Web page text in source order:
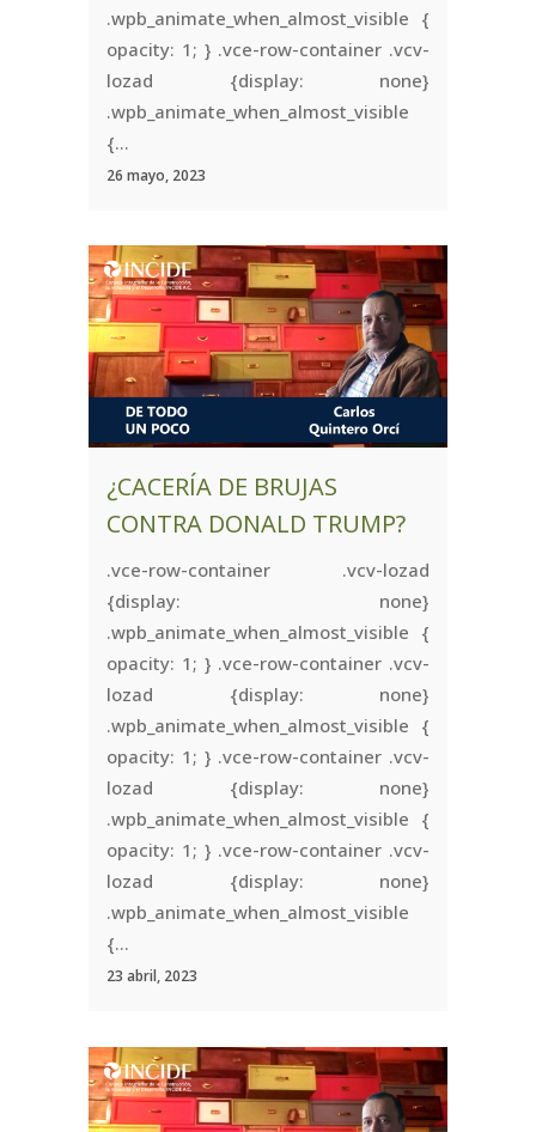
.wpb_animate_when_almost_visible {
opacity: 1; } .vce-row-container .vcv-
lozad {display: none}
.wpb_animate_when_almost_visible
{...
26 mayo, 2023
¿CACERÍA DE BRUJAS
CONTRA DONALD TRUMP?
.vce-row-container .vcv-lozad
{display: none}
.wpb_animate_when_almost_visible {
opacity: 1; } .vce-row-container .vcv-
lozad {display: none}
.wpb_animate_when_almost_visible {
opacity: 1; } .vce-row-container .vcv-
lozad {display: none}
.wpb_animate_when_almost_visible {
opacity: 1; } .vce-row-container .vcv-
lozad {display: none}
.wpb_animate_when_almost_visible
{...
23 abril, 2023